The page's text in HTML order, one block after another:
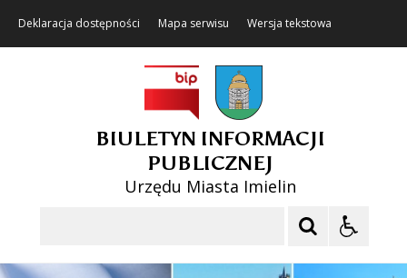
Deklaracja dostępności Mapa serwisu Wersja tekstowa
BIULETYN INFORMACJI
PUBLICZNEJ
Urzędu Miasta Imielin